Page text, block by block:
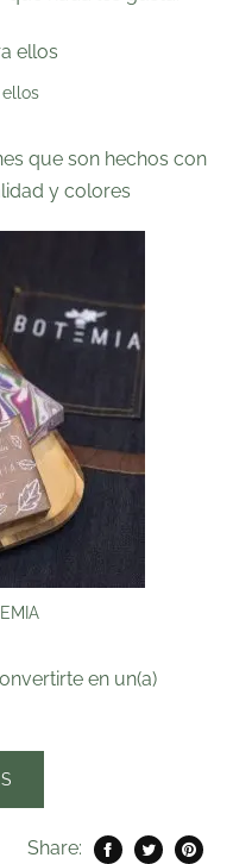
ellos
que son hechos con
y colores
en un(a)
Share: